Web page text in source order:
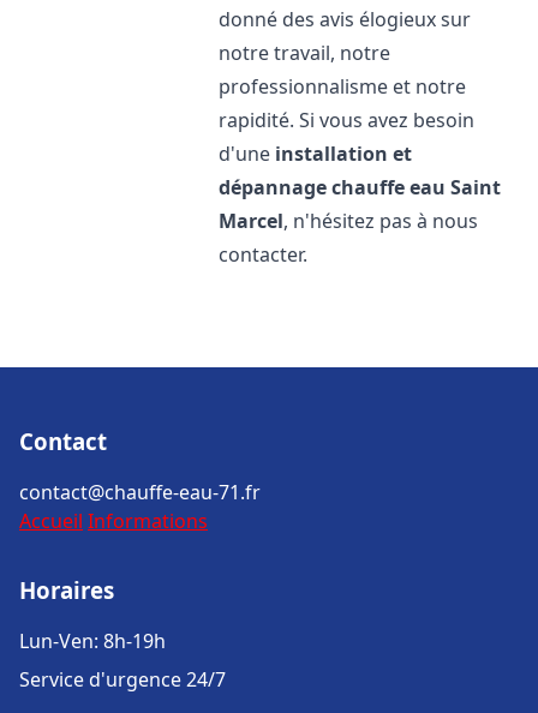
donné des avis élogieux sur
notre travail, notre
professionnalisme et notre
rapidité. Si vous avez besoin
d'une installation et
dépannage chauffe eau Saint
Marcel, n'hésitez pas à nous
contacter.
Contact
contact@chauffe-eau-71.fr
Accueil Informations
Horaires
Lun-Ven: 8h-19h
Service d'urgence 24/7